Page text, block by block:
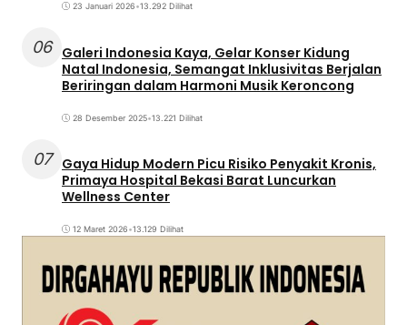
23 Januari 2026•13.292 Dilihat
06 Galeri Indonesia Kaya, Gelar Konser Kidung
Natal Indonesia, Semangat Inklusivitas Berjalan
Beriringan dalam Harmoni Musik Keroncong
28 Desember 2025•13.221 Dilihat
07
Gaya Hidup Modern Picu Risiko Penyakit Kronis,
Primaya Hospital Bekasi Barat Luncurkan
Wellness Center
12 Maret 2026•13.129 Dilihat